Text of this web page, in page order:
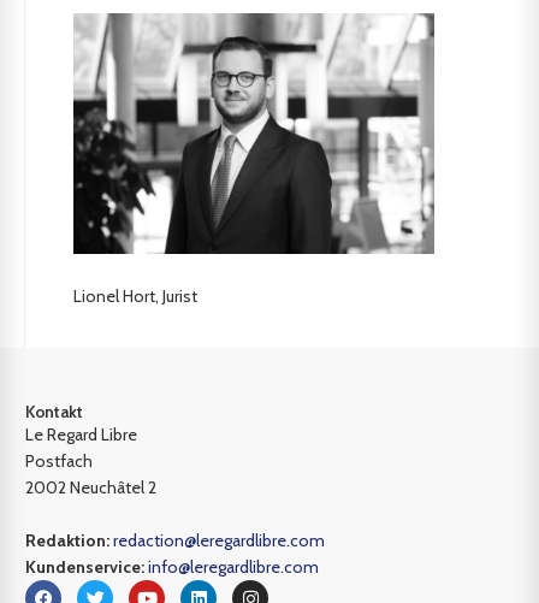
Lionel Hort, Jurist
Kontakt
Le Regard Libre
Postfach
2002 Neuchâtel 2
Redaktion:redaction@leregardlibre.com
Kundenservice:info@leregardlibre.com